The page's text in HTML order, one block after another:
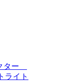
ター
ライト